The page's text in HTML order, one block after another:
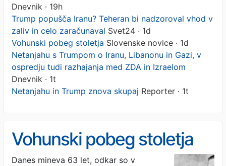
Dnevnik · 19h
Trump popušča Iranu? Teheran bi nadzoroval vhod v
zaliv in celo zaračunaval Svet24 · 1d
Vohunski pobeg stoletja Slovenske novice · 1d
Netanjahu s Trumpom o Iranu, Libanonu in Gazi, v
ospredju tudi razhajanja med ZDA in Izraelom
Dnevnik · 1t
Netanjahu in Trump znova skupaj Reporter · 1t
Vohunski pobeg stoletja
Danes mineva 63 let, odkar so v